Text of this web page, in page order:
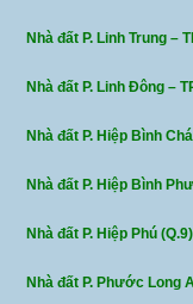
Nhà đất P. Linh Trung –
Nhà đất P. Linh Đông –
Nhà đất P. Hiệp Bình
Nhà đất P. Hiệp Bình
Nhà đất P. Hiệp Phú
Nhà đất P. Phước Long